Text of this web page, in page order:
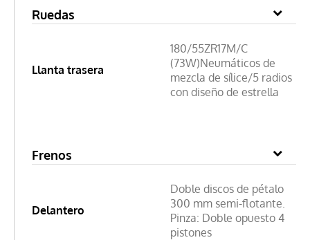
Ruedas
Llanta trasera
180/55ZR17M/C
(73W)Neumáticos de
mezcla de sílice/5 radios
con diseño de estrella
Frenos
Delantero
Doble discos de pétalo
300 mm semi-flotante.
Pinza: Doble opuesto 4
pistones